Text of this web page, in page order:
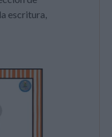
escritura,